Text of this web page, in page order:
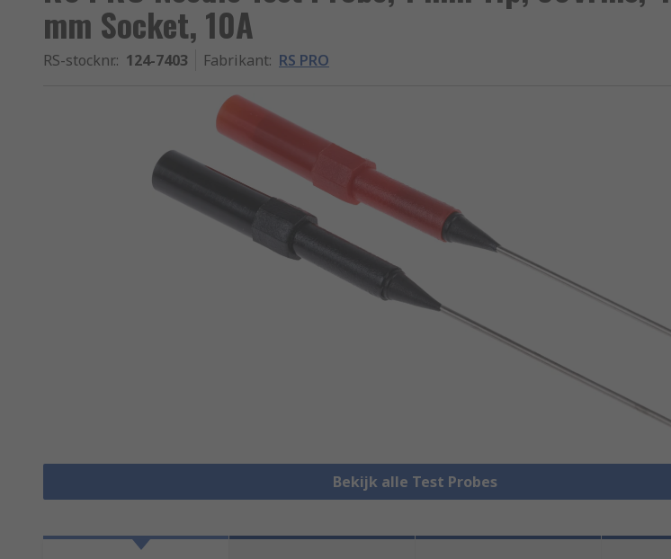
mm Socket, 10A
RS-stocknr.: 124-7403 Fabrikant: RS PRO
Bekijk alle Test Probes